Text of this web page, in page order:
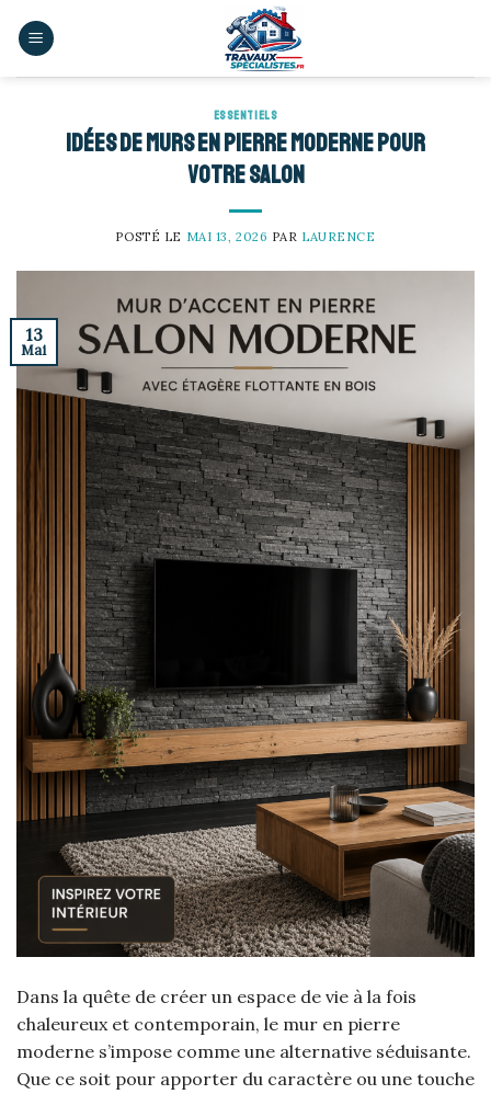
ESSENTIELS
Idées de murs en pierre moderne pour
votre salon
POSTÉ LE MAI 13, 2026 PAR LAURENCE
13
Mai
Dans la quête de créer un espace de vie à la fois
chaleureux et contemporain, le mur en pierre
moderne s’impose comme une alternative séduisante.
Que ce soit pour apporter du caractère ou une touche